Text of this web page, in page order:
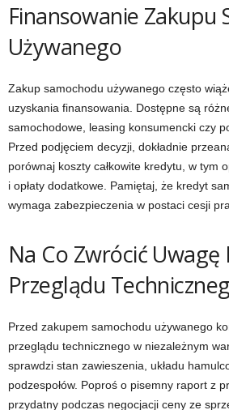
Finansowanie Zakupu
Używanego
Zakup samochodu używanego często
uzyskania finansowania. Dostępne są
samochodowe, leasing konsumencki czy
Przed podjęciem decyzji, dokładnie
porównaj koszty całkowite kredytu, w tym
i opłaty dodatkowe. Pamiętaj, że kredyt
wymaga zabezpieczenia w postaci cesji
Na Co Zwrócić Uwagę
Przeglądu
Przed zakupem samochodu używanego
przeglądu technicznego w niezależnym
sprawdzi stan zawieszenia, układu
podzespołów. Poproś o pisemny raport z
przydatny podczas negocjacji ceny ze